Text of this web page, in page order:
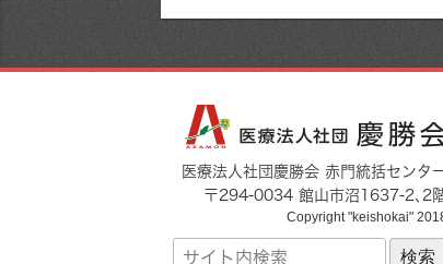
医療法人社団慶勝会 赤門統括センタ
〒294-0034 館山市沼1637-2､2
Copyright "keishokai"
サ